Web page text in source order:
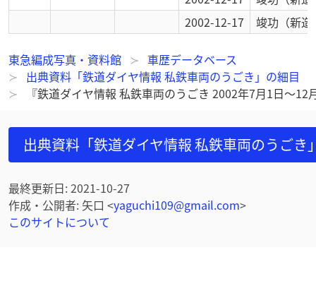
2002-12-17
竣功 （新
東急編成写真・資料館
車歴データベース
出典資料「鉄道ダイヤ情報 私鉄車両のうごき」の細目
『鉄道ダイヤ情報 私鉄車両のうごき 2002年7月1日～
出典資料「鉄道ダイヤ情報 私鉄車両のうごき
最終更新日:2021-10-27
作成・公開者: 矢口 <yaguchi109@gmail.com>
このサイトについて